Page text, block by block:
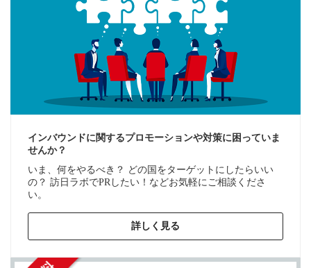
インバウンドに関するプロモーションや対策に困っていま
せんか？
いま、何をやるべき？ どの国をターゲットにしたらいい
の？ 訪日ラボでPRしたい！などお気軽にご相談くださ
い。
詳しく見る